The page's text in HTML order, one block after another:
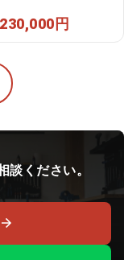
230,000円
談ください。